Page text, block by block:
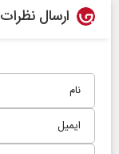
ارسال نظرات